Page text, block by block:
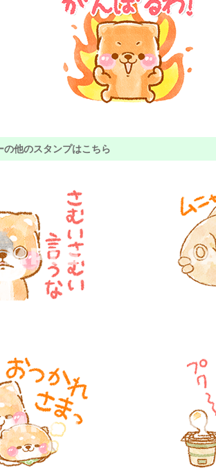
の他のスタンプはこちら